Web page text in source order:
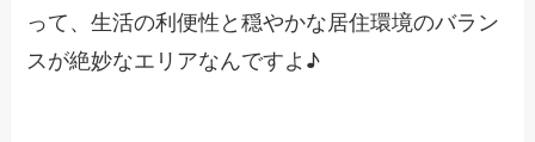
って、生活の利便性と穏やかな居住環境のバラン
スが絶妙なエリアなんですよ♪